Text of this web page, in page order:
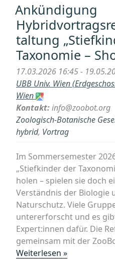
Tiefsee?
von
(Vortrag
im
Haus
Meeres)“
Ankündigung
taltung
Taxonomie –
17.03.2026 16:45 -
UBB Univ. Wien
Wien
Kontakt:info@zoobot.org
Zoologisch-Botanische
hybrid, Vortrag
Im Sommersemester
„Stiefkinder der
holen – spielen sie doch
Verständnis der Biologie
Naturschutz. Viele
untererforscht und es
Expert:innen dafür. Die
gemeinsam mit der
Weiterlesen »